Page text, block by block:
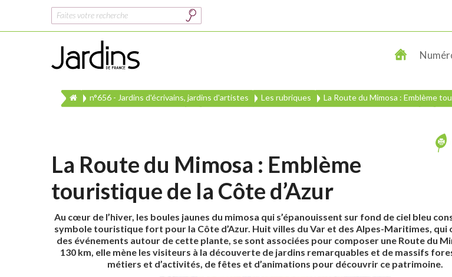
Rechercher :
n°656 - Jardins d'écrivains, jardins d'artistes Les rubriques La Route du Mimosa : Emblème
La Route du Mimosa : Emblème
touristique de la Côte d’Azur
Au cœur de l’hiver, les boules jaunes du mimosa qui s’épanouissent sur fond de ciel bleu
symbole touristique fort pour la Côte d’Azur. Huit villes du Var et des Alpes-Maritimes, qui
des événements autour de cette plante, se sont associées pour composer une Route du
130 km, elle mène les visiteurs à la découverte de jardins remarquables et de massifs
métiers et d’activités, de fêtes et d’animations pour découvrir ce patrimoine.